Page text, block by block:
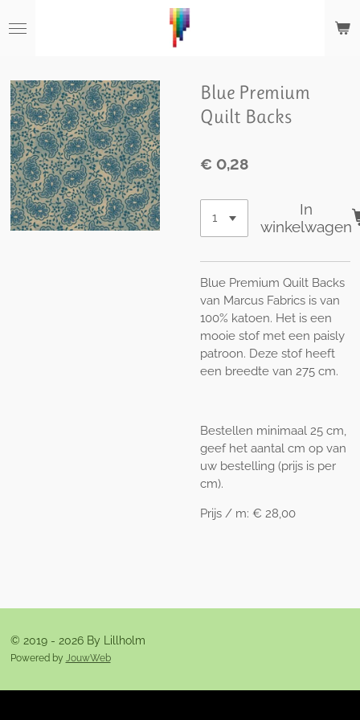
direct
hoofdinhoud
Blue Premium
Quilt Backs
€ 0,28
In
winkelwagen
Blue Premium Quilt Backs
van Marcus Fabrics is van
100% katoen. Het is een
mooie stof met een paisly
patroon. Deze stof heeft
een breedte van 275 cm.
Bestellen minimaal 25 cm,
geef het aantal cm op van
uw bestelling (prijs is per
cm).
Prijs / m: € 28,00
© 2019 - 2026 By Lillholm
Powered by JouwWeb